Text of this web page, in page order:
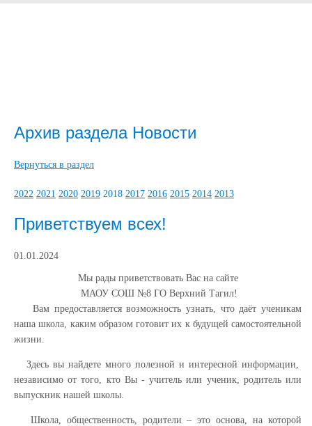
Архив раздела Новости
Вернуться в раздел
2022 2021 2020 2019 2018 2017 2016 2015 2014 2013
Приветствуем всех!
01.01.2024
Мы рады приветствовать Вас на сайте
МАОУ СОШ №8 ГО Верхний Тагил!
Вам предоставляется возможность узнать, что даёт ученикам
наша школа, каким образом готовит их к будущей самостоятельной
жизни.
Здесь вы найдете много полезной и интересной информации,
независимо от того, кто Вы - учитель или ученик, родитель или
выпускник нашей школы.
Школа, общественность, родители – это основа, на которой